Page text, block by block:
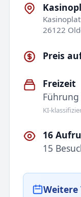
26122
Preis
Freizeit
Führung
KI-
16
15
Weitere